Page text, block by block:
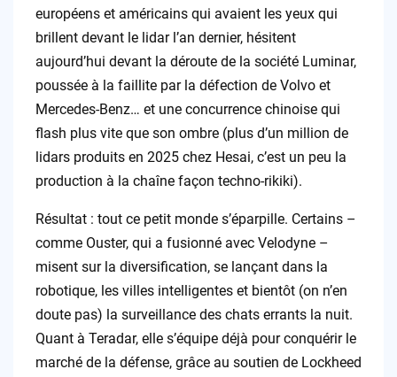
européens et américains qui avaient les yeux qui
brillent devant le lidar l’an dernier, hésitent
aujourd’hui devant la déroute de la société Luminar,
poussée à la faillite par la défection de Volvo et
Mercedes-Benz… et une concurrence chinoise qui
flash plus vite que son ombre (plus d’un million de
lidars produits en 2025 chez Hesai, c’est un peu la
production à la chaîne façon techno-rikiki).
Résultat : tout ce petit monde s’éparpille. Certains –
comme Ouster, qui a fusionné avec Velodyne –
misent sur la diversification, se lançant dans la
robotique, les villes intelligentes et bientôt (on n’en
doute pas) la surveillance des chats errants la nuit.
Quant à Teradar, elle s’équipe déjà pour conquérir le
marché de la défense, grâce au soutien de Lockheed